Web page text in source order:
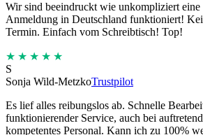
Wir sind beeindruckt wie unkompliziert
Anmeldung in Deutschland funktioniert!
Termin. Einfach vom Schreibtisch! Top!
★★★★★
S
Sonja Wild-MetzkoTrustpilot
Es lief alles reibungslos ab. Schnelle
funktionierender Service, auch bei
kompetentes Personal. Kann ich zu 100%